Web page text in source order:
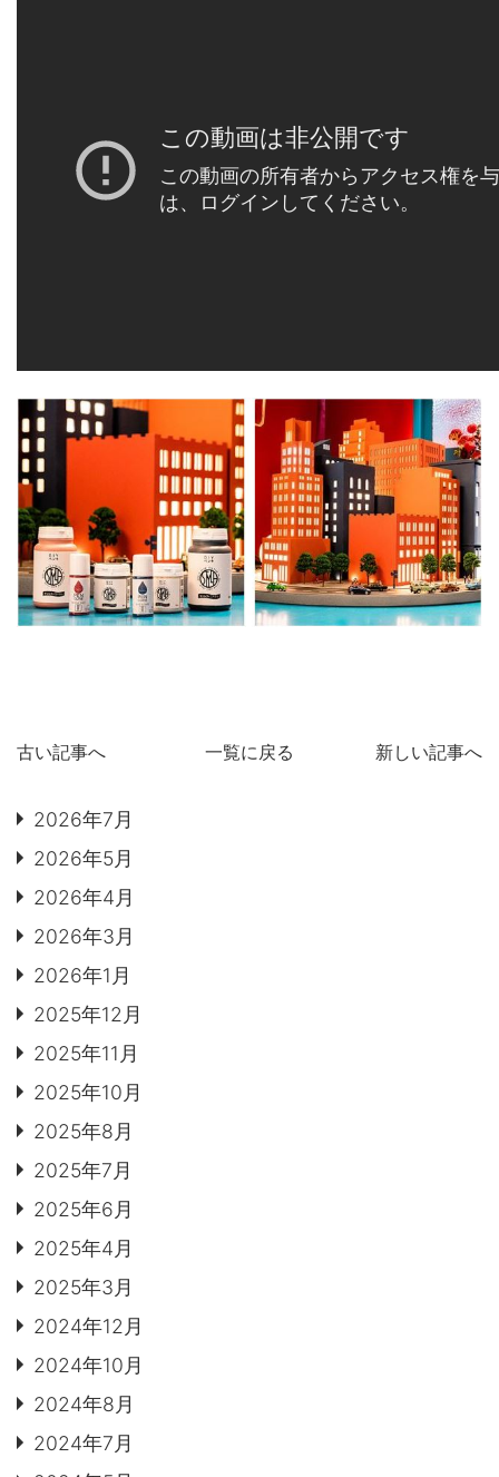
古い記事へ 一覧に戻る 新しい記事へ
2026年7月
2026年5月
2026年4月
2026年3月
2026年1月
2025年12月
2025年11月
2025年10月
2025年8月
2025年7月
2025年6月
2025年4月
2025年3月
2024年12月
2024年10月
2024年8月
2024年7月